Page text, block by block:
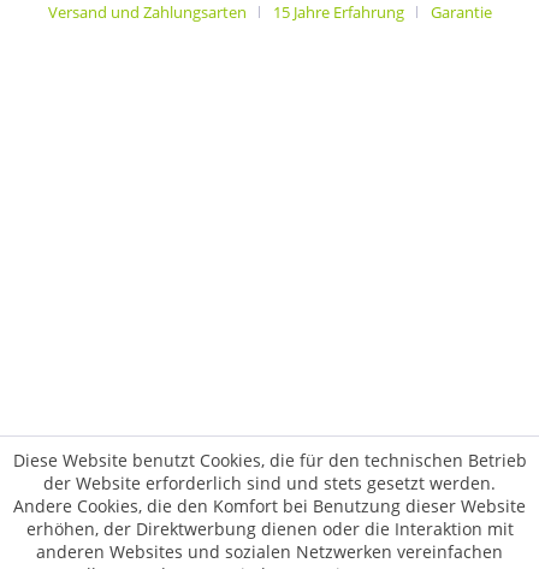
Versand und Zahlungsarten
15 Jahre Erfahrung Garantie
Diese Website benutzt Cookies, die für den technischen Betrieb
der Website erforderlich sind und stets gesetzt werden.
Andere Cookies, die den Komfort bei Benutzung dieser Website
erhöhen, der Direktwerbung dienen oder die Interaktion mit
anderen Websites und sozialen Netzwerken vereinfachen